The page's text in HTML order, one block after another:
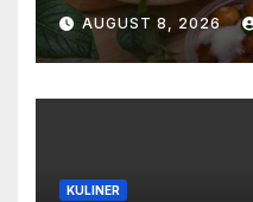
AUGUST 8, 2026
KULINER